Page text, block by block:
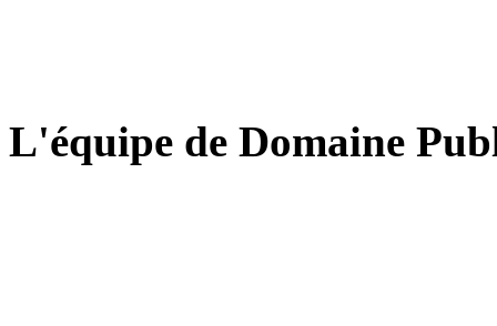
L'équipe de Domaine